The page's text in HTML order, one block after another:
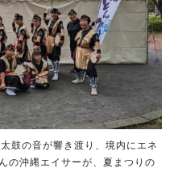
鼓の音が響き渡り、境内にエネ
の沖縄エイサーが、夏まつりの